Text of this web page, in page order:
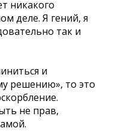
никакого
деле. Я гений, я
так и
и
решению», то это
не прав,